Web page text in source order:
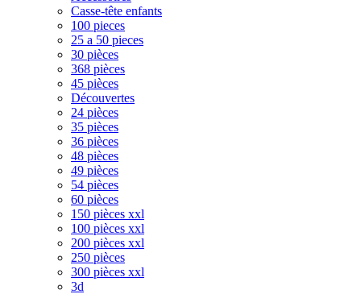
Casse-tête enfants
100 pieces
25 a 50 pieces
30 pièces
368 pièces
45 pièces
Découvertes
24 pièces
35 pièces
36 pièces
48 pièces
49 pièces
54 pièces
60 pièces
150 pièces xxl
100 pièces xxl
200 pièces xxl
250 pièces
300 pièces xxl
3d